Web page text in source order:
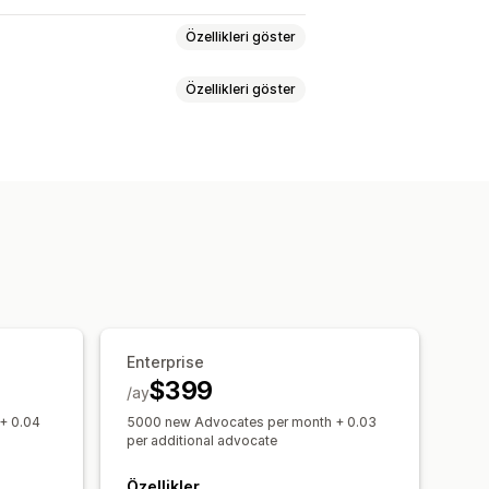
Özellikleri göster
öğeli portal
adı
Özel formlar
Özellikleri göster
0.04
Enterprise
$399
/ay
5000 new Advocates per month + 0.03
per additional advocate